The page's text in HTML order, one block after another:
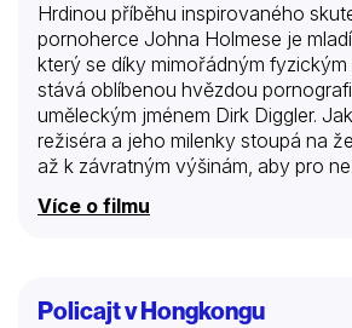
Hrdinou příběhu inspirovaného
pornoherce Johna Holmese je
který se díky mimořádným
stává oblíbenou hvězdou
uměleckým jménem Dirk Diggler.
režiséra a jeho milenky stoupá na
až k závratným výšinám, aby pro
zajetí drog a alkoholu stejně rychle
Snímek získal oscarové nominace
Více o filmu
Policajt v Hongkongu